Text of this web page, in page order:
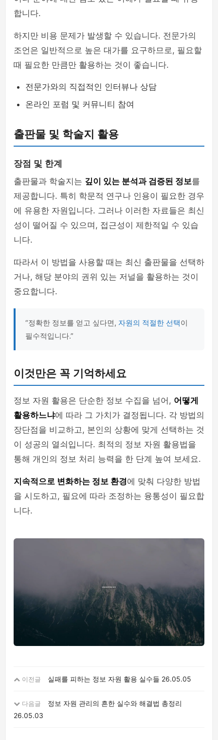
합니다.
하지만 비용 문제가 발생할 수 있습니다. 전문가의
조언은 일반적으로 높은 대가를 요구하므로, 필요할
때 필요한 만큼만 활용하는 것이 좋습니다.
전문가와의 직접적인 인터뷰나 상담
온라인 포럼 및 커뮤니티 참여
출판물 및 학술지 활용
장점 및 한계
출판물과 학술지는 깊이 있는 분석과 검증된 정보를
제공합니다. 특히 학문적 연구나 인용이 필요한 경우
에 유용한 자원입니다. 그러나 이러한 자료들은 최신
성이 떨어질 수 있으며, 접근성이 제한적일 수 있습
니다.
따라서 이 방법을 사용할 때는 최신 출판물을 선택하
거나, 해당 분야의 권위 있는 저널을 활용하는 것이
중요합니다.
“정확한 정보를 얻고 싶다면, 자원의 적절한 선택이
필수적입니다.”
이것만은 꼭 기억하세요
정보 자원 활용은 단순한 정보 수집을 넘어, 어떻게
활용하느냐에 따라 그 가치가 결정됩니다. 각 방법의
장단점을 비교하고, 본인의 상황에 맞게 선택하는 것
이 성공의 열쇠입니다. 최적의 정보 자원 활용법을
통해 개인의 정보 처리 능력을 한 단계 높여 보세요.
지속적으로 변화하는 정보 환경에 맞춰 다양한 방법
을 시도하고, 필요에 따라 조정하는 융통성이 필요합
니다.
이전글 실패를 피하는 정보 자원 활용 실수들 26.05.05
다음글
정보 자원 관리의 흔한 실수와 해결법 총정리
26.05.03